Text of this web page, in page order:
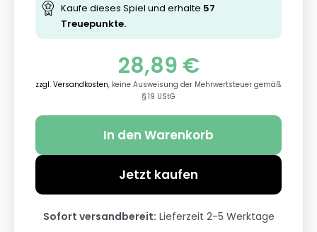
Kaufe dieses Spiel und erhalte 57
Treuepunkte.
28,89 €
zzgl. Versandkosten, keine Ausweisung der Mehrwertsteuer gemäß
§ 19 UStG
In den Warenkorb
Jetzt kaufen
Sofort versandbereit: Lieferzeit 2-5 Werktage